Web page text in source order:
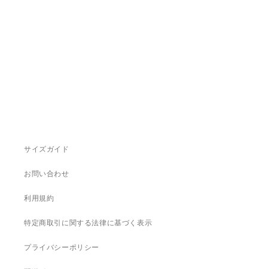
サイズガイド
お問い合わせ
利用規約
特定商取引に関する法律に基づく表示
プライバシーポリシー